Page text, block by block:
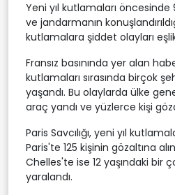
Yeni yıl kutlamaları
ve jandarmanın
kutlamalara şiddet olayları
Fransız basınında yer alan
kutlamaları sırasında birçok
yaşandı. Bu olaylarda ülke
araç yandı ve yüzlerce kişi
Paris Savcılığı, yeni yıl
Paris'te 125 kişinin gözaltına
Chelles'te ise 12 yaşındaki bir
yaralandı.